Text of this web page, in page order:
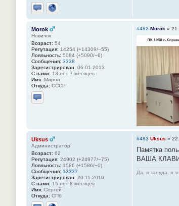
Отправить личное сообщение
Сайт
Morok
Новичок
Возраст: 54
Репутация: 14254 (+14309/−55)
Лояльность: 5084 (+5090/−6)
Сообщения: 3338
Зарегистрирован: 06.01.2013
С нами: 13 лет 7 месяцев
Имя: Мирон
Откуда: СССР
Отправить личное сообщение
#482 Morok »
Uksus
Администратор
Возраст: 62
Репутация: 24902 (+24977/−75)
Лояльность: 1586 (+1586/−0)
Сообщения: 13337
Зарегистрирован: 20.11.2010
С нами: 15 лет 8 месяцев
Имя: Сергей
Откуда: СПб
#483 Uksus »
Памятка
ВАША
Да, я зануда, я